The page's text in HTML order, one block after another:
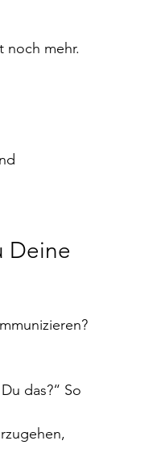
noch mehr.
Deine
das?“ So